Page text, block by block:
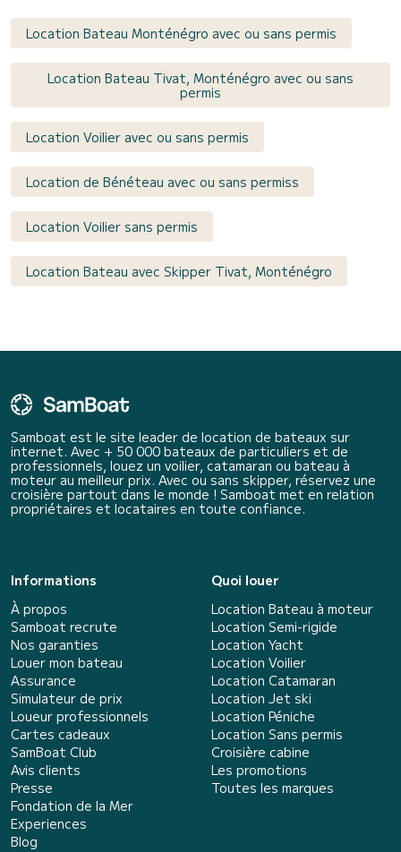
Location Bateau Monténégro avec ou sans permis
Location Bateau Tivat, Monténégro avec ou sans
permis
Location Voilier avec ou sans permis
Location de Bénéteau avec ou sans permiss
Location Voilier sans permis
Location Bateau avec Skipper Tivat, Monténégro
Samboat est le site leader de location de bateaux sur
internet. Avec + 50 000 bateaux de particuliers et de
professionnels, louez un voilier, catamaran ou bateau à
moteur au meilleur prix. Avec ou sans skipper, réservez une
croisière partout dans le monde ! Samboat met en relation
propriétaires et locataires en toute confiance.
Informations
À propos
Samboat recrute
Nos garanties
Louer mon bateau
Assurance
Simulateur de prix
Loueur professionnels
Cartes cadeaux
SamBoat Club
Avis clients
Presse
Fondation de la Mer
Experiences
Blog
Quoi louer
Location Bateau à moteur
Location Semi-rigide
Location Yacht
Location Voilier
Location Catamaran
Location Jet ski
Location Péniche
Location Sans permis
Croisière cabine
Les promotions
Toutes les marques